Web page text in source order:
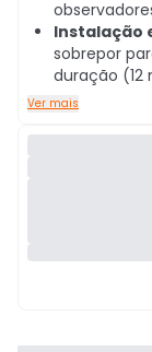
Instalação
sobrepor
duração (12
Ver mais